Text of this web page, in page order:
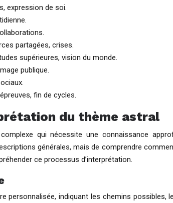
expression de soi.
partagées, crises.
supérieures, vision du monde.
publique.
fin de cycles.
du thème astral
qui nécessite une connaissance
générales, mais de comprendre
ce processus d’interprétation.
indiquant les chemins possibles,